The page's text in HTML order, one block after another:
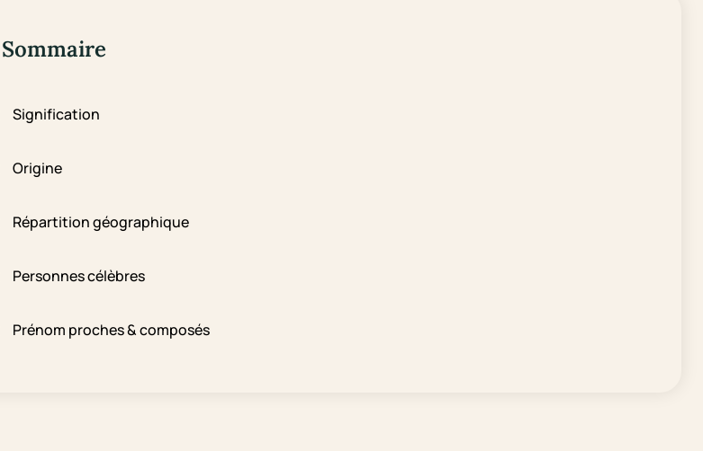
Sommaire
Signification
Origine
Répartition géographique
Personnes célèbres
Prénom proches & composés